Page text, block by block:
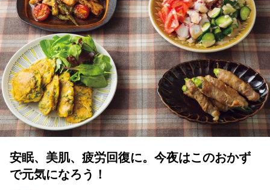
安眠、美肌、疲労回復に。今夜はこのおかず
で元気になろう！